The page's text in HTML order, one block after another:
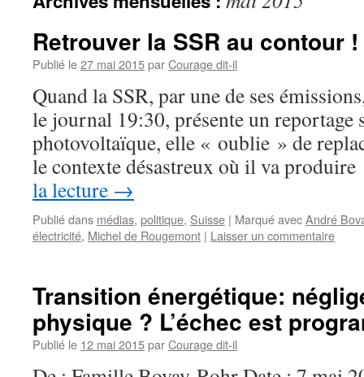
Retrouver la SSR au contour !
Publié le27 mai 2015parCourage dit-il
Quand la SSR, par une de ses
le journal 19:30, présente un reportage
photovoltaïque, elle « oublie » de
le contexte désastreux où il va
la lecture →
Publié dans médias, politique, Suisse | Marqué avecAndré
électricité, Michel de Rougemont | Laisser un commentaire
Transition énergétique:
physique ? L’échec est
Publié le 12 mai 2015parCourage dit-il